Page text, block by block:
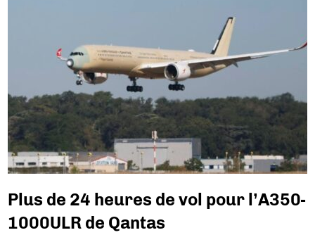
Plus de 24 heures de vol pour l’A350-
1000ULR de Qantas